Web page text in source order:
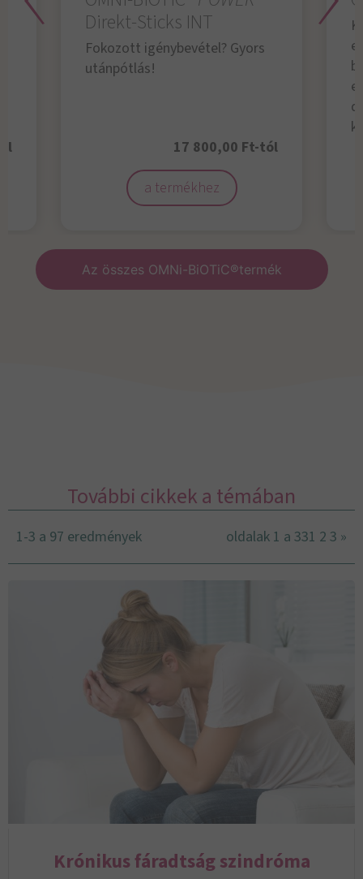
Direkt-Sticks INT
Fokozott igénybevétel? Gyors
utánpótlás!
17 800,00 Ft-tól
a termékhez
Az összes OMNi-BiOTiC®termék
További cikkek a témában
1-3 a 97 eredmények oldalak 1 a 331 2 3 »
Krónikus fáradtság szindróma